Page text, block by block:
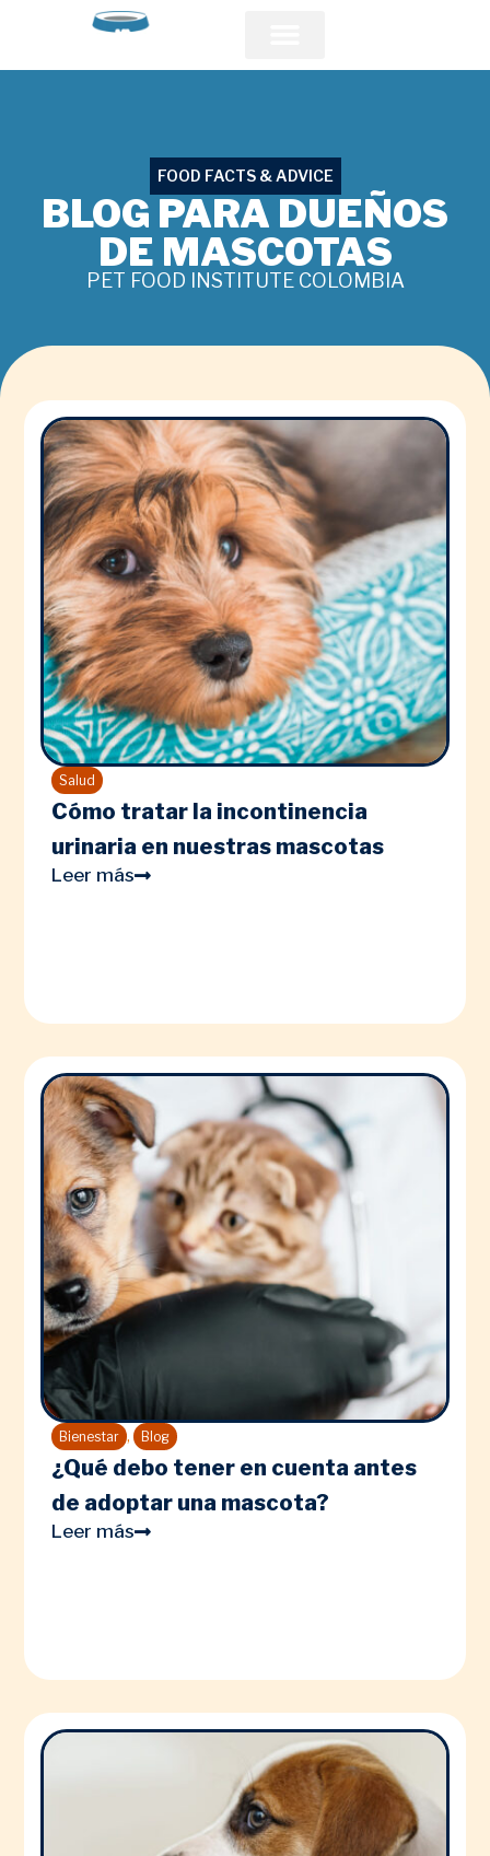
FOOD FACTS & ADVICE
BLOG PARA DUEÑOS
DE MASCOTAS
PET FOOD INSTITUTE COLOMBIA
Salud
Cómo tratar la incontinencia
urinaria en nuestras mascotas
Leer más
Bienestar , Blog
¿Qué debo tener en cuenta antes
de adoptar una mascota?
Leer más